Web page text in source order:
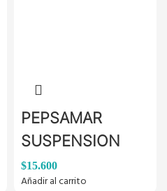
PEPSAMAR
SUSPENSION
FCO 150ML
$15.600
Añadir al carrito